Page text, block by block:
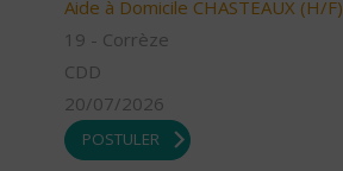
Aide à Domicile CHASTEAUX (H/F)
19 - Corrèze
CDD
20/07/2026
POSTULER